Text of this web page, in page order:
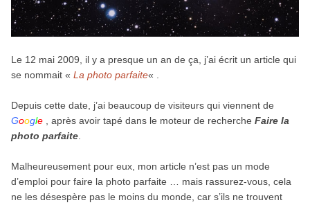
Le 12 mai 2009, il y a presque un an de ça, j’ai écrit un article qui
se nommait « La photo parfaite« .
Depuis cette date, j’ai beaucoup de visiteurs qui viennent de
Google , après avoir tapé dans le moteur de recherche Faire la
photo parfaite.
Malheureusement pour eux, mon article n’est pas un mode
d’emploi pour faire la photo parfaite … mais rassurez-vous, cela
ne les désespère pas le moins du monde, car s’ils ne trouvent